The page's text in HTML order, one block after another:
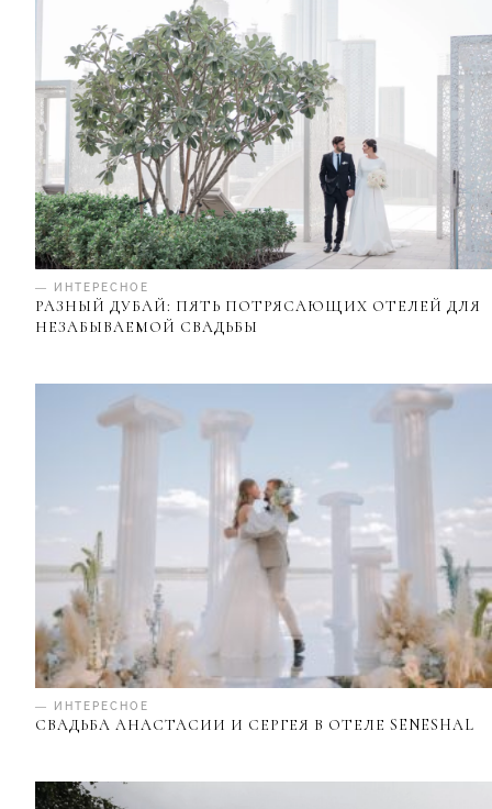
— ИНТЕРЕСНОЕ
РАЗНЫЙ ДУБАЙ: ПЯТЬ ПОТРЯСАЮЩИХ ОТЕЛЕЙ ДЛЯ
НЕЗАБЫВАЕМОЙ СВАДЬБЫ
— ИНТЕРЕСНОЕ
СВАДЬБА АНАСТАСИИ И СЕРГЕЯ В ОТЕЛЕ SENESHAL